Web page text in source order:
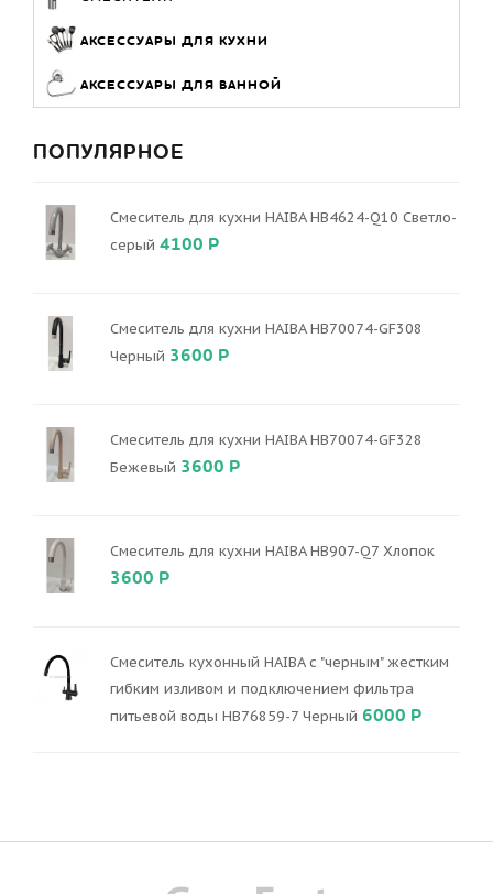
АКСЕССУАРЫ ДЛЯ КУХНИ
АКСЕССУАРЫ ДЛЯ ВАННОЙ
ПОПУЛЯРНОЕ
Смеситель для кухни HAIBA HB4624-Q10 Светло-
серый 4100 Р
Смеситель для кухни HAIBA HB70074-GF308
Черный 3600 Р
Смеситель для кухни HAIBA HB70074-GF328
Бежевый 3600 Р
Смеситель для кухни HAIBA HB907-Q7 Хлопок
3600 Р
Смеситель кухонный HAIBA с "черным" жестким
гибким изливом и подключением фильтра
питьевой воды HB76859-7 Черный 6000 Р